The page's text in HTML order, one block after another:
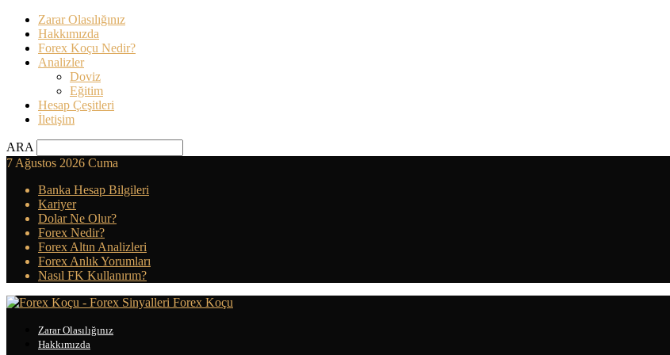
Zarar Olasılığınız
Hakkımızda
Forex Koçu Nedir?
Analizler
Doviz
Eğitim
Hesap Çeşitleri
İletişim
ARA
7 Ağustos 2026 Cuma
Banka Hesap Bilgileri
Kariyer
Dolar Ne Olur?
Forex Nedir?
Forex Altın Analizleri
Forex Anlık Yorumları
Nasıl FK Kullanırım?
Forex Koçu
Zarar Olasılığınız
Hakkımızda